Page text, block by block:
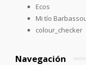
Ecos
Mi tío
colour_checker
Navegación